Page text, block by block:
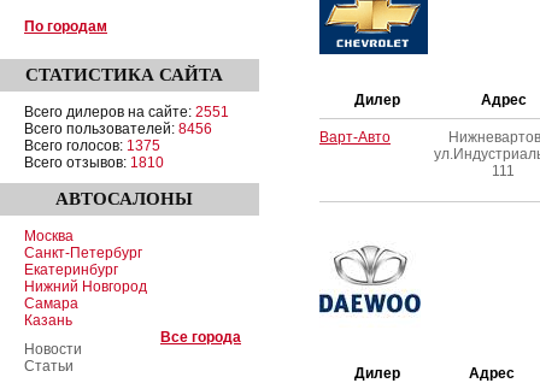
По городам
СТАТИСТИКА САЙТА
Всего дилеров на сайте: 2551
Всего пользователей: 8456
Всего голосов: 1375
Всего отзывов: 1810
АВТОСАЛОНЫ
Москва
Санкт-Петербург
Екатеринбург
Нижний Новгород
Самара
Казань
Все города
Новости
Статьи
Дилер Адрес
Варт-Авто
111
Дилер Адрес